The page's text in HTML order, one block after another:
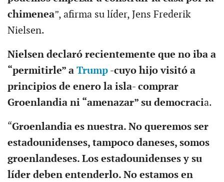
chimenea”, afirma su líder, Jens Frederik
Nielsen.
Nielsen declaró recientemente que no iba a
“permitirle” a Trump-cuyo hijo visitó a
principios de enero la isla- comprar
Groenlandia ni “amenazar” su democracia.
“Groenlandia es nuestra. No queremos ser
estadounidenses, tampoco daneses, somos
groenlandeses. Los estadounidenses y su
líder deben entenderlo. No estamos en